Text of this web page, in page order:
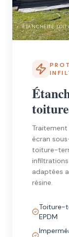
ÉTANCHÉITÉ
écran
toiture-
adaptées
résine.
Toiture-
EPDM